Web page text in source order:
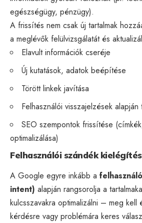
egészségügy, pénzügy).
A frissítés nem csak új tartalmak
a meglévők felülvizsgálatát és
Elavult információk cseréje
Új kutatások, adatok beépítése
Törött linkek javítása
Felhasználói visszajelzések
SEO szempontok frissítése
optimalizálása)
Felhasználói szándék
A Google egyre inkább a
intent) alapján rangsorolja a
kulcsszavakra optimalizálni – meg kell
kérdésre vagy problémára keres